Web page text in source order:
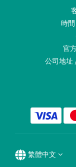
時
官
公司地址
繁體中文